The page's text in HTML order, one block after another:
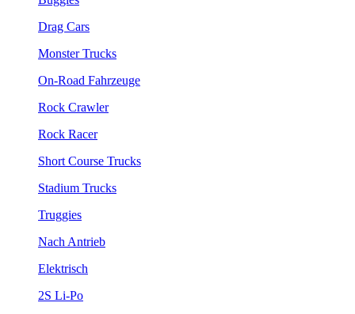
Drag Cars
Monster Trucks
On-Road Fahrzeuge
Rock Crawler
Rock Racer
Short Course Trucks
Stadium Trucks
Truggies
Nach Antrieb
Elektrisch
2S Li-Po